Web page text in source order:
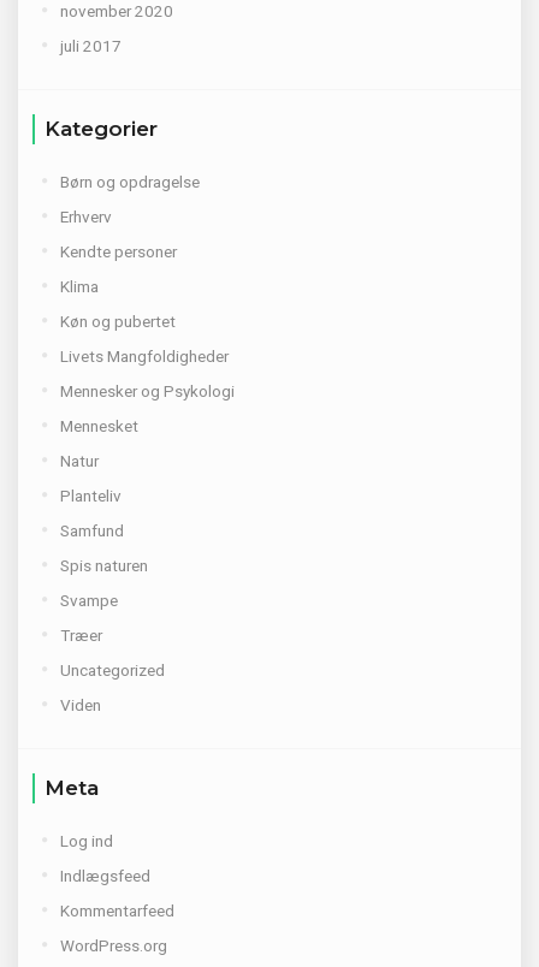
november 2020
juli 2017
Kategorier
Børn og opdragelse
Erhverv
Kendte personer
Klima
Køn og pubertet
Livets Mangfoldigheder
Mennesker og Psykologi
Mennesket
Natur
Planteliv
Samfund
Spis naturen
Svampe
Træer
Uncategorized
Viden
Meta
Log ind
Indlægsfeed
Kommentarfeed
WordPress.org